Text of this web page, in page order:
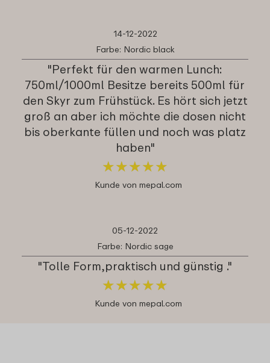
14-12-2022
Farbe: Nordic black
"Perfekt für den warmen Lunch:
750ml/1000ml Besitze bereits 500ml für
den Skyr zum Frühstück. Es hört sich jetzt
groß an aber ich möchte die dosen nicht
bis oberkante füllen und noch was platz
haben"
★★★★★
★★★★★
Kunde von mepal.com
05-12-2022
Farbe: Nordic sage
"Tolle Form,praktisch und günstig ."
★★★★★
★★★★★
Kunde von mepal.com